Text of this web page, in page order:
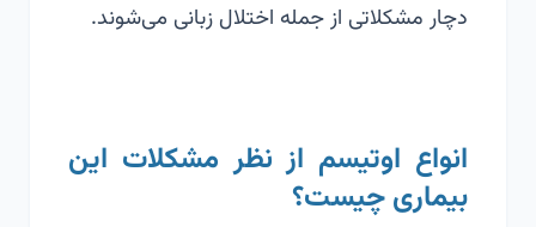
دچار مشکلاتی از جمله اختلال زبانی می‌شوند.
انواع اوتیسم از نظر مشکلات این
بیماری چیست؟